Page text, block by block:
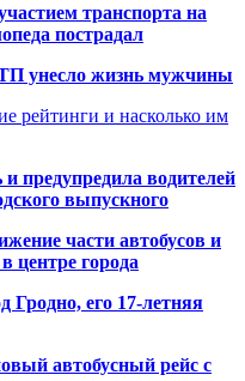
транспорта на
пострадал
унесло жизнь мужчины
рейтинги и насколько им
предупредила водителей
выпускного
части автобусов и
центре города
Гродно, его 17-летняя
автобусный рейс с